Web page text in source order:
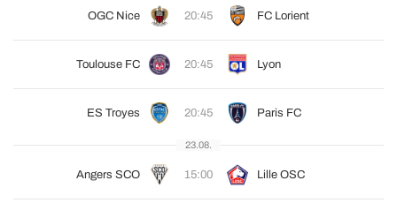
OGC Nice 20:45 FC Lorient
Toulouse FC 20:45 Lyon
ES Troyes 20:45 Paris FC
23.08.
Angers SCO 15:00 Lille OSC